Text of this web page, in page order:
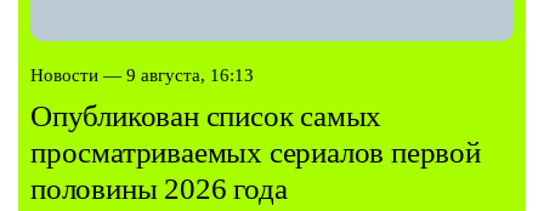
Новости — 9 августа, 16:13
Опубликован список самых
просматриваемых сериалов первой
половины 2026 года